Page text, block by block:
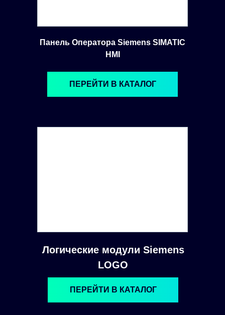
Панель Оператора Siemens SIMATIC
HMI
Логические модули Siemens
LOGO
ПЕРЕЙТИ В КАТАЛОГ
ПЕРЕЙТИ В КАТАЛОГ